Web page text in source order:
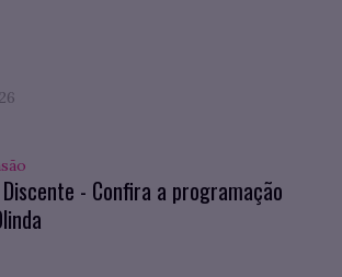
- Confira a programação